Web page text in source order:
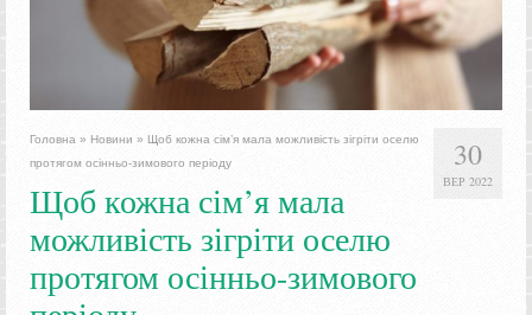
30
ВЕР 2022
Головна » Новини » Щоб кожна сім’я мала можливість зігріти оселю
протягом осінньо-зимового періоду
Щоб кожна сім’я мала
можливість зігріти оселю
протягом осінньо-зимового